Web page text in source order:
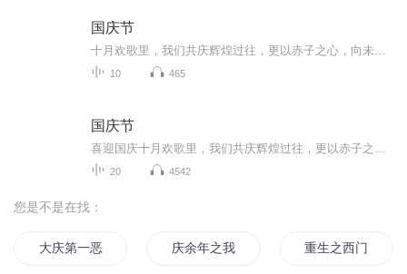
国庆节
10 465
国庆节
20 4542
您是不是在找：
大庆第一恶 庆余年之我叫王启年 重生之西门庆